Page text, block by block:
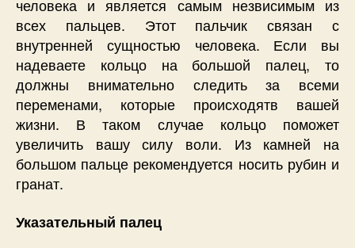
человека и является самым незвисимым из
всех пальцев. Этот пальчик связан с
внутренней сущностью человека. Если вы
надеваете кольцо на большой палец, то
должны внимательно следить за всеми
переменами, которые происходятв вашей
жизни. В таком случае кольцо поможет
увеличить вашу силу воли. Из камней на
большом пальце рекомендуется носить рубин и
гранат.
Указательный палец